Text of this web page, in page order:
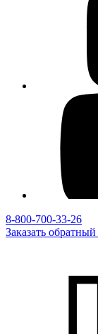
8-800-700-33-26
Заказать обратный